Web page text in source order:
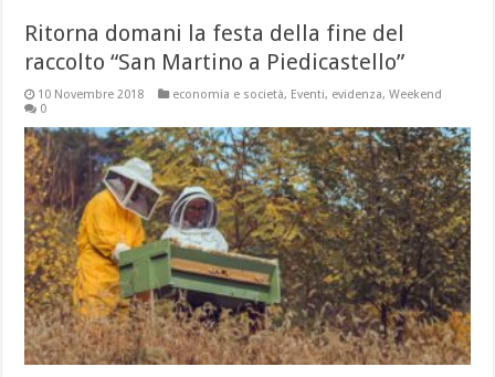
Ritorna domani la festa della fine del
raccolto “San Martino a Piedicastello”
10 Novembre 2018 economia e società, Eventi, evidenza,Weekend
0